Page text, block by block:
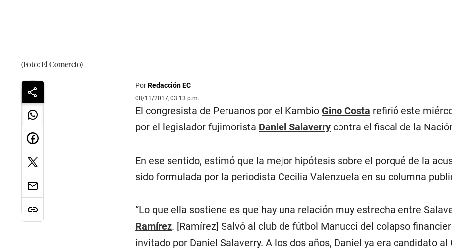
(Foto: El Comercio)
PorRedacción EC
08/11/2017, 03:13 p.m.
El congresista de Peruanos por el Kambio Gino Costa refirió este
por el legislador fujimorista Daniel Salaverry contra el fiscal de la
En ese sentido, estimó que la mejor hipótesis sobre el porqué de la
sido formulada por la periodista Cecilia Valenzuela en su columna
“Lo que ella sostiene es que hay una relación muy estrecha entre
Ramírez. [Ramírez] Salvó al club de fútbol Manucci del colapso
invitado por Daniel Salaverry. A los dos años, Daniel ya era candidato al